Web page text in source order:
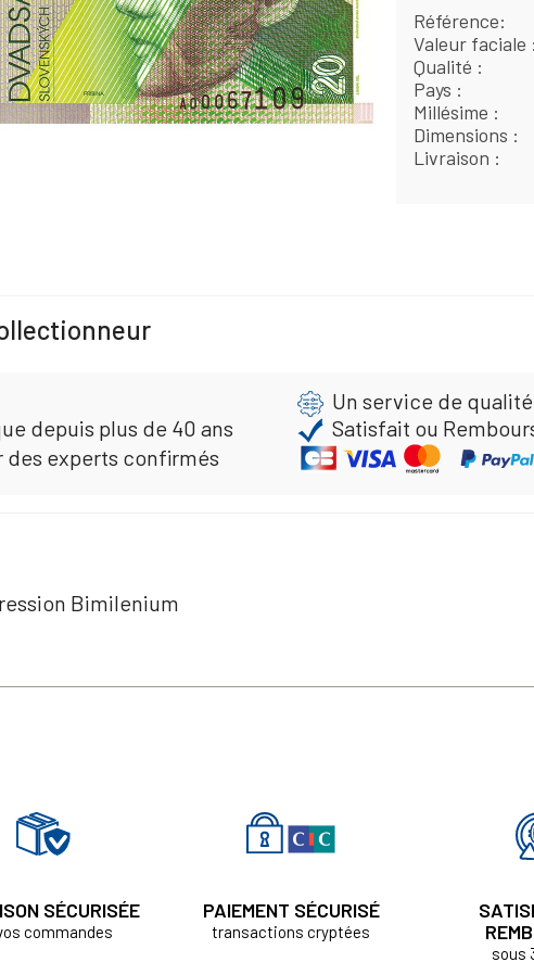
Référence
Valeur faciale
Qualité
Pays
Millésime
Dimensions
Livraison
Un service de
depuis plus de 40 ans
Satisfait ou
des experts confirmés
Bimilenium
SÉCURISÉE
commandes
PAIEMENT SÉCURISÉ
transactions cryptées
sous